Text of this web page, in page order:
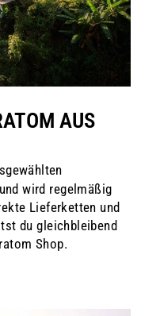
AUS
wird regelmäßig
Lieferketten und
du gleichbleibend
Shop.